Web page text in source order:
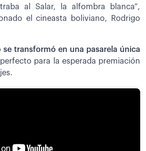
al Salar, la alfombra blanca”,
el cineasta boliviano, Rodrigo
se transformó en una pasarela única
para la esperada premiación